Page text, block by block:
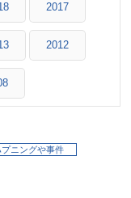
2017
2012
プニングや事件